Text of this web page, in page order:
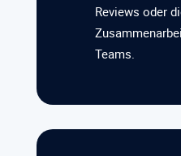
Reviews oder
Teams.